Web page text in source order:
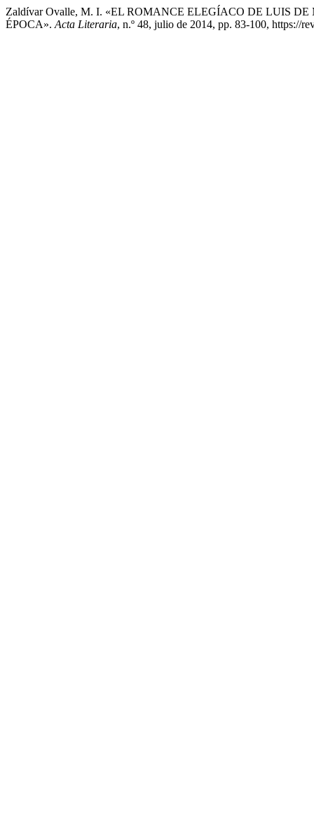
Zaldívar Ovalle, M. I. «EL ROMANCE ELEGÍACO DE LUIS
ÉPOCA». Acta Literaria, n.º 48, julio de 2014, pp. 83-100, https://